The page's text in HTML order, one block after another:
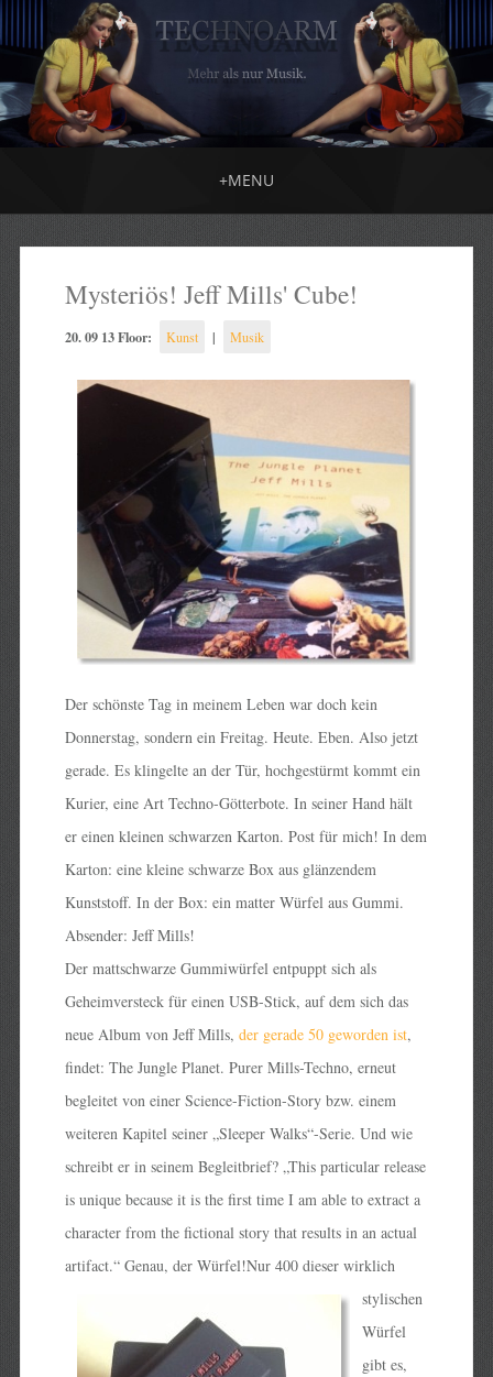
+MENU
Mysteriös! Jeff Mills' Cube!
20. 09 13 Floor: Kunst | Musik
Der schönste Tag in meinem Leben war doch kein
Donnerstag, sondern ein Freitag. Heute. Eben. Also jetzt
gerade. Es klingelte an der Tür, hochgestürmt kommt ein
Kurier, eine Art Techno-Götterbote. In seiner Hand hält
er einen kleinen schwarzen Karton. Post für mich! In dem
Karton: eine kleine schwarze Box aus glänzendem
Kunststoff. In der Box: ein matter Würfel aus Gummi.
Absender: Jeff Mills!
Der mattschwarze Gummiwürfel entpuppt sich als
Geheimversteck für einen USB-Stick, auf dem sich das
neue Album von Jeff Mills, der gerade 50 geworden ist,
findet: The Jungle Planet. Purer Mills-Techno, erneut
begleitet von einer Science-Fiction-Story bzw. einem
weiteren Kapitel seiner „Sleeper Walks“-Serie. Und wie
schreibt er in seinem Begleitbrief? „This particular release
is unique because it is the first time I am able to extract a
character from the fictional story that results in an actual
artifact.“ Genau, der Würfel!Nur 400 dieser wirklich
stylischen
Würfel
gibt es,